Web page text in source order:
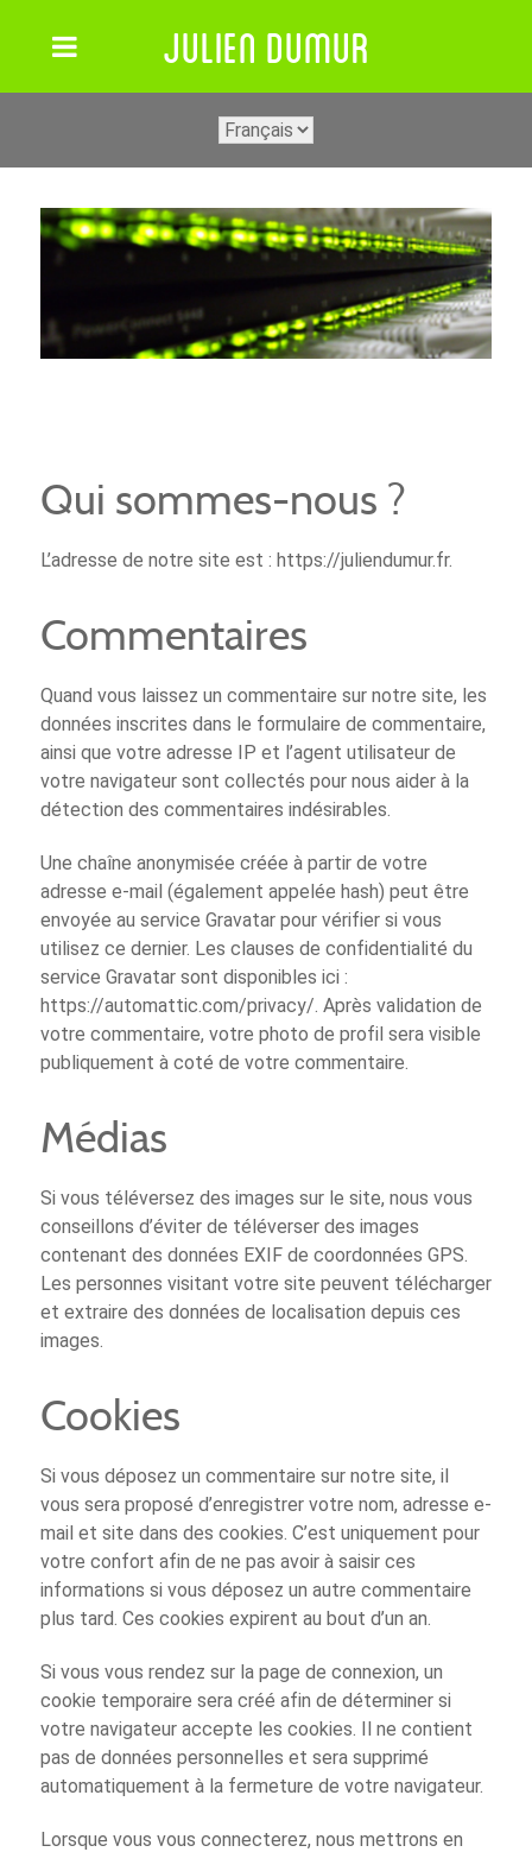
JULIEN DUMUR
Choisir
POLITIQUE DE
CONFIDENTIALITE
Qui sommes-nous ?
L’adresse de notre site est : https://juliendumur.fr.
Commentaires
Quand vous laissez un commentaire sur notre site, les
données inscrites dans le formulaire de commentaire,
ainsi que votre adresse IP et l’agent utilisateur de
votre navigateur sont collectés pour nous aider à la
détection des commentaires indésirables.
Une chaîne anonymisée créée à partir de votre
adresse e-mail (également appelée hash) peut être
envoyée au service Gravatar pour vérifier si vous
utilisez ce dernier. Les clauses de confidentialité du
service Gravatar sont disponibles ici :
https://automattic.com/privacy/. Après validation de
votre commentaire, votre photo de profil sera visible
publiquement à coté de votre commentaire.
Médias
Si vous téléversez des images sur le site, nous vous
conseillons d’éviter de téléverser des images
contenant des données EXIF de coordonnées GPS.
Les personnes visitant votre site peuvent télécharger
et extraire des données de localisation depuis ces
images.
Cookies
Si vous déposez un commentaire sur notre site, il
vous sera proposé d’enregistrer votre nom, adresse e-
mail et site dans des cookies. C’est uniquement pour
votre confort afin de ne pas avoir à saisir ces
informations si vous déposez un autre commentaire
plus tard. Ces cookies expirent au bout d’un an.
Si vous vous rendez sur la page de connexion, un
cookie temporaire sera créé afin de déterminer si
votre navigateur accepte les cookies. Il ne contient
pas de données personnelles et sera supprimé
automatiquement à la fermeture de votre navigateur.
Lorsque vous vous connecterez, nous mettrons en